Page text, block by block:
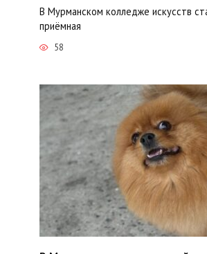
В Мурманском колледже искусств
приёмная
58